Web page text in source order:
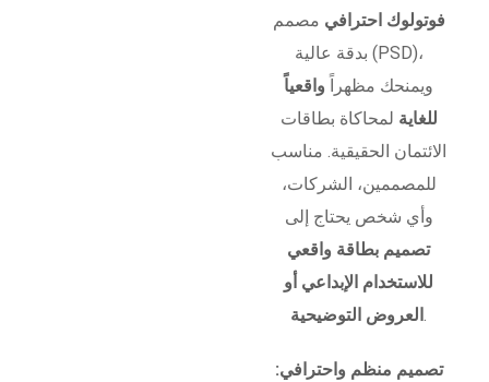
فوتولوك احترافي مصمم
بدقة عالية (PSD)،
ويمنحك مظهراً واقعياً
للغاية لمحاكاة بطاقات
الائتمان الحقيقية. مناسب
للمصممين، الشركات،
وأي شخص يحتاج إلى
تصميم بطاقة واقعي
للاستخدام الإبداعي أو
العروض التوضيحية .
تصميم منظم واحترافي: